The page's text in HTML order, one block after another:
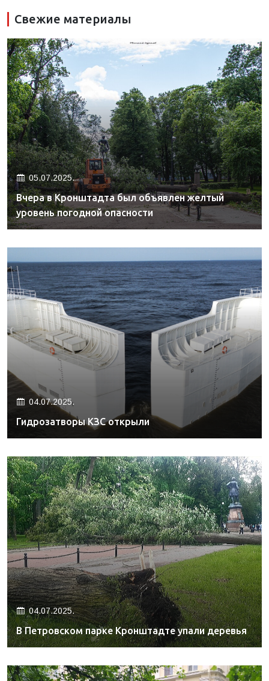
Свежие материалы
05.07.2025.
Вчера в Кронштадта был объявлен желтый
уровень погодной опасности
04.07.2025.
Гидрозатворы КЗС открыли
04.07.2025.
В Петровском парке Кронштадте упали деревья